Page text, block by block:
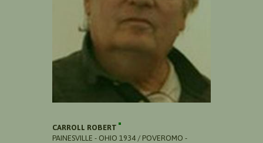
CARROLL ROBERT
PAINESVILLE - OHIO 1934 / POVEROMO -